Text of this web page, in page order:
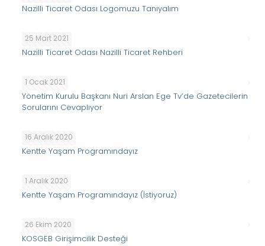
Nazilli Ticaret Odası Logomuzu Tanıyalım
25 Mart 2021
Nazilli Ticaret Odası Nazilli Ticaret Rehberi
1 Ocak 2021
Yönetim Kurulu Başkanı Nuri Arslan Ege Tv’de Gazetecilerin
Sorularını Cevaplıyor
16 Aralık 2020
Kentte Yaşam Programındayız
1 Aralık 2020
Kentte Yaşam Programındayız (İstiyoruz)
26 Ekim 2020
KOSGEB Girişimcilik Desteği